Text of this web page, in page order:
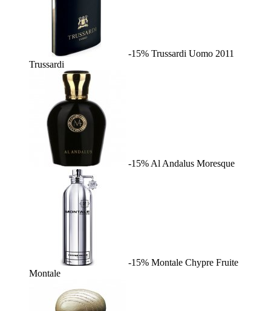
-15% Trussardi Uomo 2011
Trussardi
-15% Al Andalus Moresque
-15% Montale Chypre Fruite
Montale